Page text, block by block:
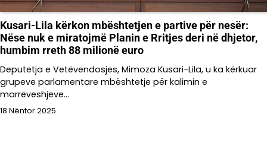
Kusari-Lila kërkon mbështetjen e partive për nesër:
Nëse nuk e miratojmë Planin e Rritjes deri në dhjetor,
humbim rreth 88 milionë euro
Deputetja e Vetëvendosjes, Mimoza Kusari-Lila, u ka kërkuar
grupeve parlamentare mbështetje për kalimin e
marrëveshjeve…
18 Nëntor 2025